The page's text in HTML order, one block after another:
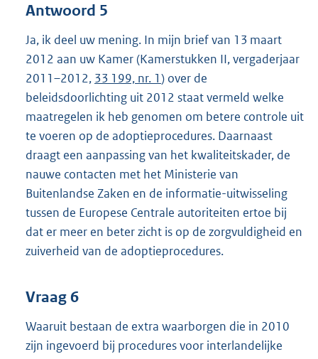
Antwoord 5
Ja, ik deel uw mening. In mijn brief van 13 maart
2012 aan uw Kamer (Kamerstukken II, vergaderjaar
2011–2012, 33 199, nr. 1) over de
beleidsdoorlichting uit 2012 staat vermeld welke
maatregelen ik heb genomen om betere controle uit
te voeren op de adoptieprocedures. Daarnaast
draagt een aanpassing van het kwaliteitskader, de
nauwe contacten met het Ministerie van
Buitenlandse Zaken en de informatie-uitwisseling
tussen de Europese Centrale autoriteiten ertoe bij
dat er meer en beter zicht is op de zorgvuldigheid en
zuiverheid van de adoptieprocedures.
Vraag 6
Waaruit bestaan de extra waarborgen die in 2010
zijn ingevoerd bij procedures voor interlandelijke